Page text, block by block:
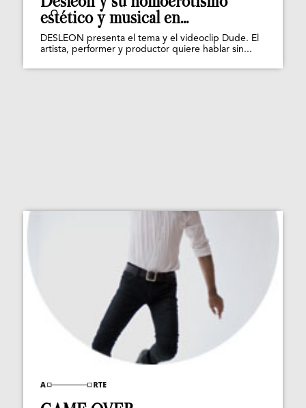
estético y musical en...
DESLEON presenta el tema y el videoclip Dude. El
artista, performer y productor quiere hablar sin...